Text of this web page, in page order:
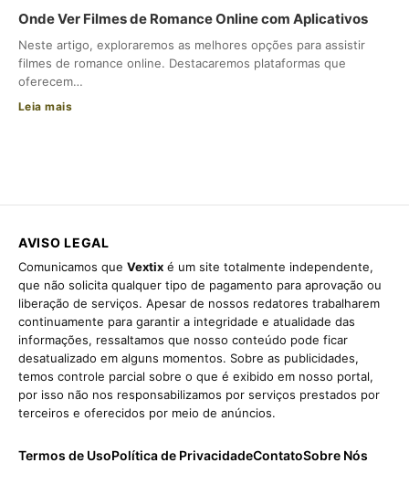
Onde Ver Filmes de Romance Online com Aplicativos
Neste artigo, exploraremos as melhores opções para assistir
filmes de romance online. Destacaremos plataformas que
oferecem…
Leia mais
AVISO LEGAL
Comunicamos que Vextix é um site totalmente independente,
que não solicita qualquer tipo de pagamento para aprovação ou
liberação de serviços. Apesar de nossos redatores trabalharem
continuamente para garantir a integridade e atualidade das
informações, ressaltamos que nosso conteúdo pode ficar
desatualizado em alguns momentos. Sobre as publicidades,
temos controle parcial sobre o que é exibido em nosso portal,
por isso não nos responsabilizamos por serviços prestados por
terceiros e oferecidos por meio de anúncios.
Termos de UsoPolítica de PrivacidadeContatoSobre Nós